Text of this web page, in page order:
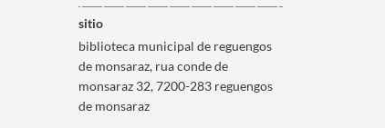
sitio
biblioteca municipal de reguengos
de monsaraz, rua conde de
monsaraz 32, 7200-283 reguengos
de monsaraz